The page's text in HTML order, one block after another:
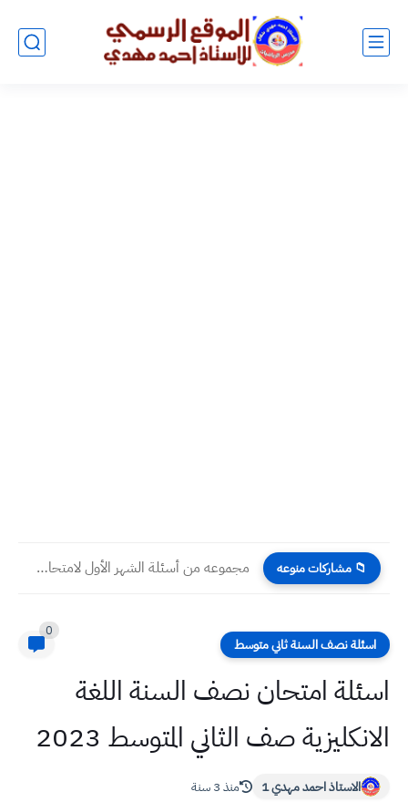
📁 مشاركات منوعه مجموعه من أسئلة الشهر الأول لامتحان بعد نصف السنة جميع...
اسئلة نصف السنة ثاني متوسط
0
اسئلة امتحان نصف السنة اللغة
الانكليزية صف الثاني المتوسط 2023
الاستاذ احمد مهدي 1 منذ 3 سنة